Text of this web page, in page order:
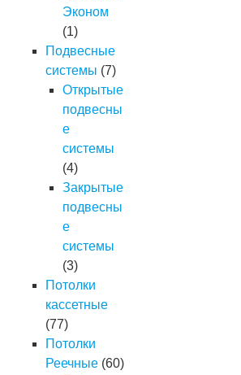
Эконом
(1)
Подвесные
системы (7)
Открытые
подвесны
е
системы
(4)
Закрытые
подвесны
е
системы
(3)
Потолки
кассетные
(77)
Потолки
Реечные (60)